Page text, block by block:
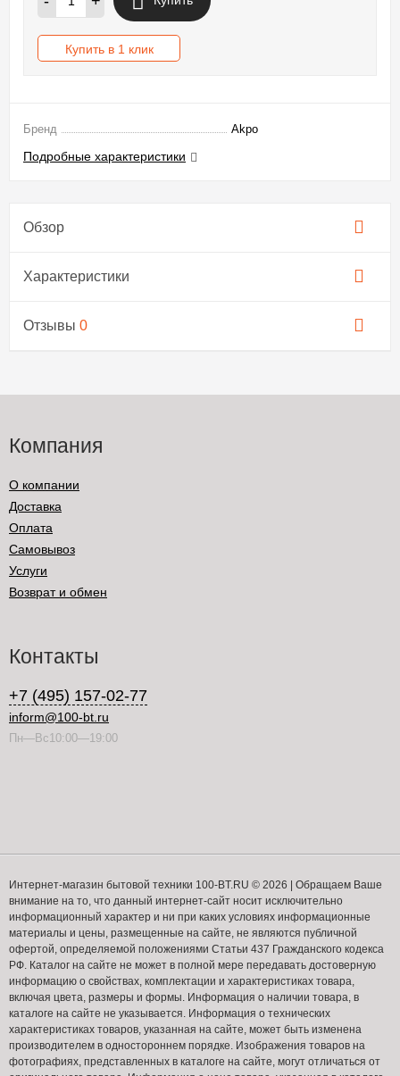
Купить в 1 клик
Бренд Akpo
Подробные характеристики
Обзор
Характеристики
Отзывы 0
Компания
О компании
Доставка
Оплата
Самовывоз
Услуги
Возврат и обмен
Контакты
+7 (495) 157-02-77
inform@100-bt.ru
Пн—Вс10:00—19:00
Интернет-магазин бытовой техники 100-BT.RU © 2026 | Обращаем Ваше
внимание на то, что данный интернет-сайт носит исключительно
информационный характер и ни при каких условиях информационные
материалы и цены, размещенные на сайте, не являются публичной
офертой, определяемой положениями Статьи 437 Гражданского кодекса
РФ. Каталог на сайте не может в полной мере передавать достоверную
информацию о свойствах, комплектации и характеристиках товара,
включая цвета, размеры и формы. Информация о наличии товара, в
каталоге на сайте не указывается. Информация о технических
характеристиках товаров, указанная на сайте, может быть изменена
производителем в одностороннем порядке. Изображения товаров на
фотографиях, представленных в каталоге на сайте, могут отличаться от